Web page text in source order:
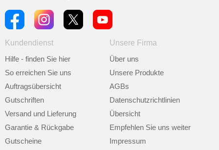
Kundendienst
Hilfe - finden Sie hier
So erreichen Sie uns
Auftragsübersicht
Gutschriften
Versand und Lieferung
Garantie & Rückgabe
Gutscheine
Unsere Firma
Über uns
Unsere Produkte
AGBs
Datenschutzrichtlinien
Übersicht
Empfehlen Sie uns weiter
Impressum